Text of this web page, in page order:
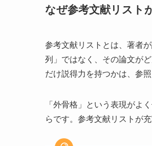
なぜ参考文献リスト
参考文献リストとは、著者
列」ではなく、その論文が
だけ説得力を持つかは、参
「外骨格」という表現がよ
らです。参考文献リストが